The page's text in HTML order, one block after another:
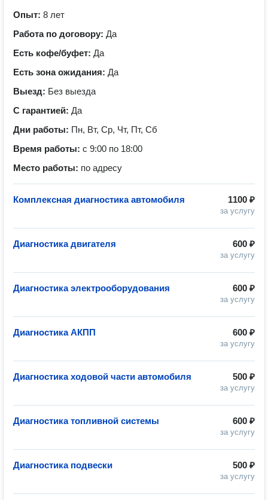
Опыт: 8 лет
Работа по договору: Да
Есть кофе/буфет: Да
Есть зона ожидания: Да
Выезд: Без выезда
С гарантией: Да
Дни работы: Пн, Вт, Ср, Чт, Пт, Сб
Время работы: с 9:00 по 18:00
Место работы: по адресу
1100 ₽
за услугу
Комплексная диагностика автомобиля
600 ₽
за услугу
Диагностика двигателя
600 ₽
за услугу
Диагностика электрооборудования
600 ₽
за услугу
Диагностика АКПП
500 ₽
за услугу
Диагностика ходовой части автомобиля
600 ₽
за услугу
Диагностика топливной системы
500 ₽
за услугу
Диагностика подвески